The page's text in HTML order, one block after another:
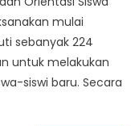
mulai
sebanyak 224
untuk melakukan
siswi baru. Secara